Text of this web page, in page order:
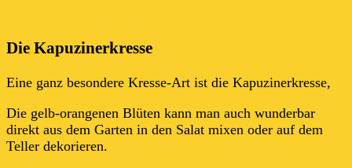
Die Kapuzinerkresse
Eine ganz besondere Kresse-Art ist die Kapuzinerkresse,
Die gelb-orangenen Blüten kann man auch wunderbar
direkt aus dem Garten in den Salat mixen oder auf dem
Teller dekorieren.